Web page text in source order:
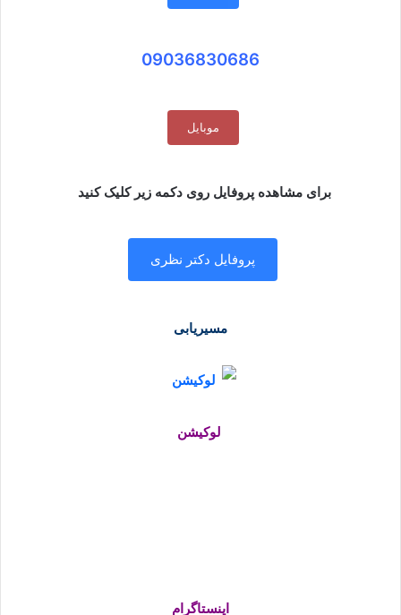
09036830686
موبایل
برای مشاهده پروفایل روی دکمه زیر کلیک کنید
پروفایل دکتر نظری
مسیریابی
لوکیشن
اینستاگرام